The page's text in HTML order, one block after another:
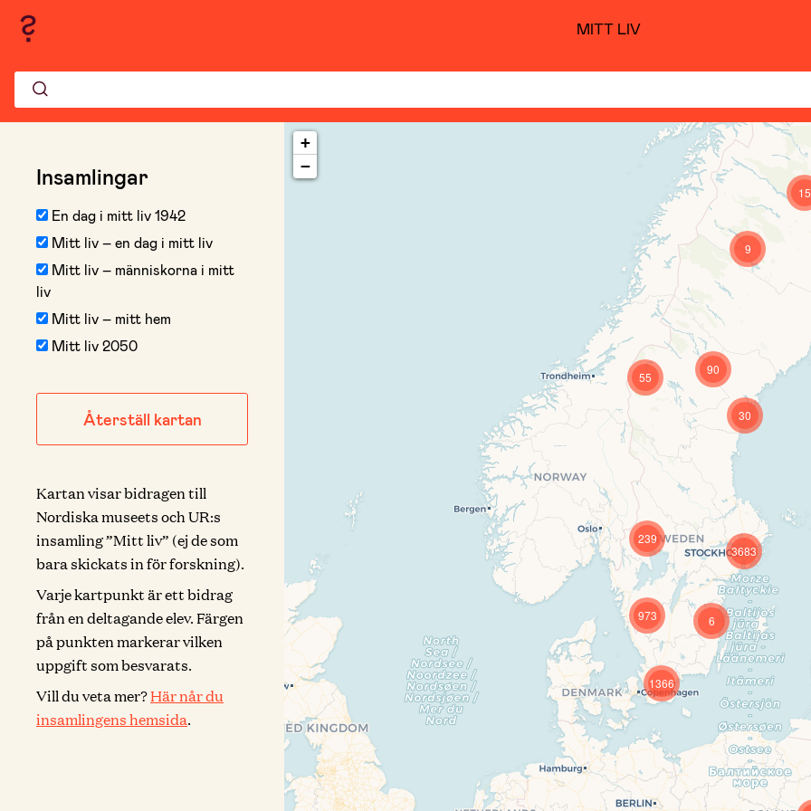
MITT LIV
Insamlingar
En dag i mitt liv 1942
Mitt liv – en dag i mitt liv
Mitt liv – människorna i mitt
liv
Mitt liv – mitt hem
Mitt liv 2050
Återställ kartan
Kartan visar bidragen till
Nordiska museets och UR:s
insamling ”Mitt liv” (ej de som
bara skickats in för forskning).
Varje kartpunkt är ett bidrag
från en deltagande elev. Färgen
på punkten markerar vilken
uppgift som besvarats.
Vill du veta mer?Här når du
insamlingens hemsida.
9
15
30
55
90
973
1366
6
239
3683
+
−